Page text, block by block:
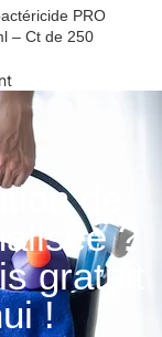
PRO
– Ct de 250
de
?
gratuit
!